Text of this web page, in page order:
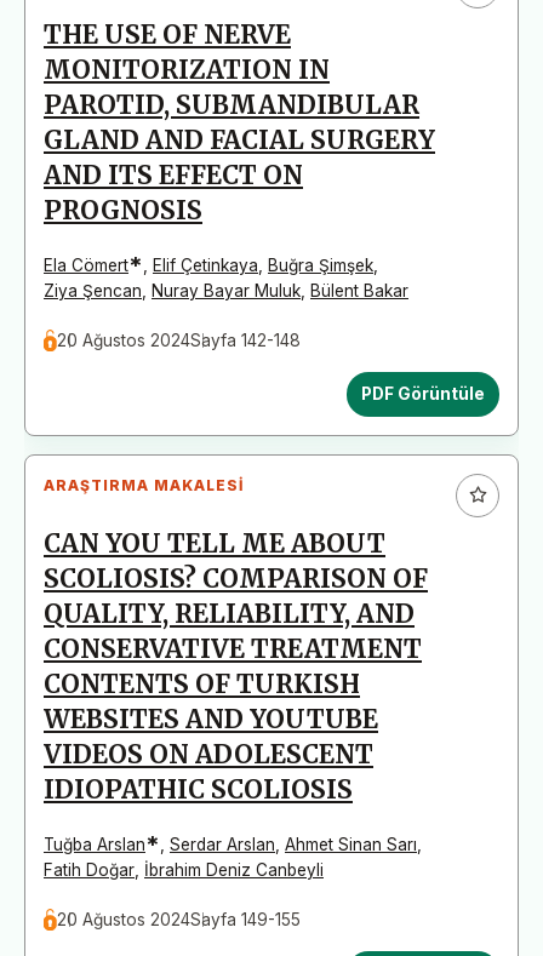
THE USE OF NERVE
MONITORIZATION IN
PAROTID, SUBMANDIBULAR
GLAND AND FACIAL SURGERY
AND ITS EFFECT ON
PROGNOSIS
Ela Cömert* Elif Çetinkaya Buğra Şimşek
Ziya Şencan
Nuray Bayar Muluk Bülent Bakar
20 Ağustos 2024Sayfa 142-148
PDF Görüntüle
ARAŞTIRMA MAKALESI
CAN YOU TELL ME ABOUT
SCOLIOSIS? COMPARISON OF
QUALITY, RELIABILITY, AND
CONSERVATIVE TREATMENT
CONTENTS OF TURKISH
WEBSITES AND YOUTUBE
VIDEOS ON ADOLESCENT
IDIOPATHIC SCOLIOSIS
Tuğba Arslan* Serdar Arslan Ahmet Sinan Sarı
Fatih Doğar İbrahim Deniz Canbeyli
20 Ağustos 2024Sayfa 149-155